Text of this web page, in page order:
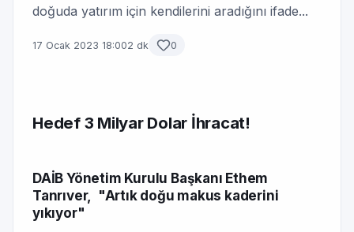
doğuda yatırım için kendilerini aradığını ifade...
17 Ocak 2023 18:002 dk 0
Hedef 3 Milyar Dolar İhracat!
DAİB Yönetim Kurulu Başkanı Ethem
Tanrıver, "Artık doğu makus kaderini
yıkıyor"